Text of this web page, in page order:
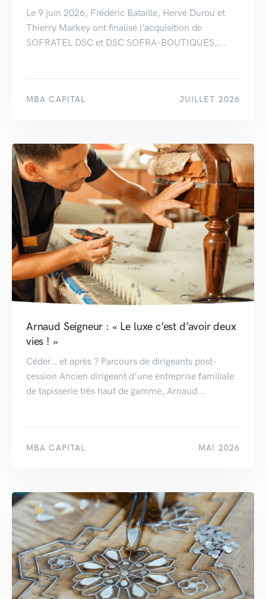
Le 9 juin 2026, Frédéric Bataille, Hervé Durou et
Thierry Markey ont finalisé l’acquisition de
SOFRATEL DSC et DSC SOFRA-BOUTIQUES,...
MBA CAPITAL JUILLET 2026
Arnaud Seigneur : « Le luxe c’est d’avoir deux
vies ! »
Céder… et après ? Parcours de dirigeants post-
cession Ancien dirigeant d’une entreprise familiale
de tapisserie très haut de gamme, Arnaud...
MBA CAPITAL MAI 2026